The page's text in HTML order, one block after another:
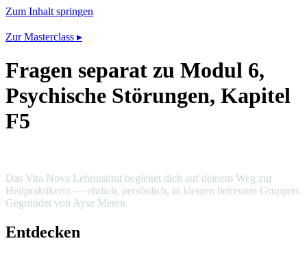
Zum Inhalt springen
Zur Masterclass ▸
Fragen separat zu Modul 6,
Psychische Störungen, Kapitel
F5
Das Vita Nova Lehrinstitut begleitet dich auf deinem Weg zur
Heilpraktikerin — ehrlich, persönlich, in kleinen betreuten Gruppen.
Gegründet von Ayse Meren.
Entdecken